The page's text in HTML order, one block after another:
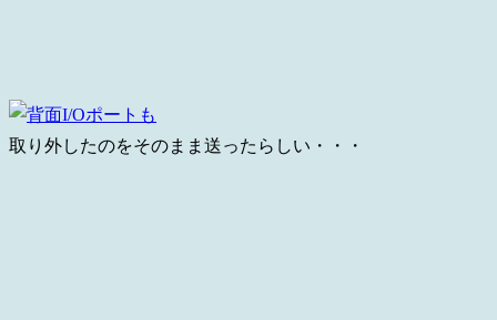
取り外したのをそのまま送ったらしい・・・